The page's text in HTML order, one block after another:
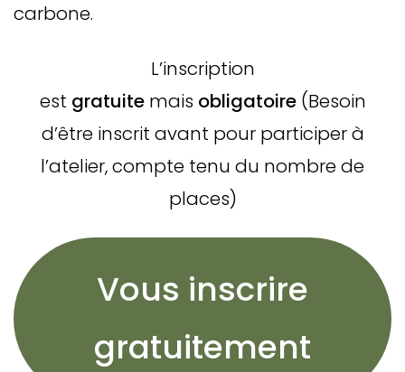
carbone.
L’inscription
est gratuite mais obligatoire (Besoin
d’être inscrit avant pour participer à
l’atelier, compte tenu du nombre de
places)
Vous inscrire
gratuitement